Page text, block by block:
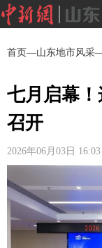
首页—山东地市风采
七月启幕
召开
2026年06月03日